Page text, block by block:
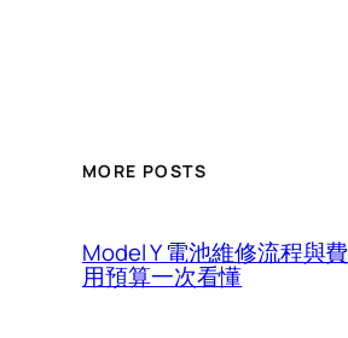
MORE POSTS
Model Y 電池維修流程與費
用預算一次看懂